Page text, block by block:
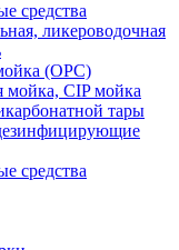
средства
ликероводочная
(ОРС)
мойка, CIP мойка
тары
средства